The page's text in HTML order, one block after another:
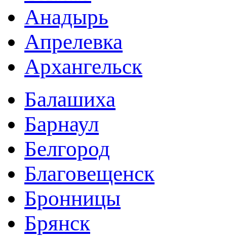
Анадырь
Апрелевка
Архангельск
Балашиха
Барнаул
Белгород
Благовещенск
Бронницы
Брянск